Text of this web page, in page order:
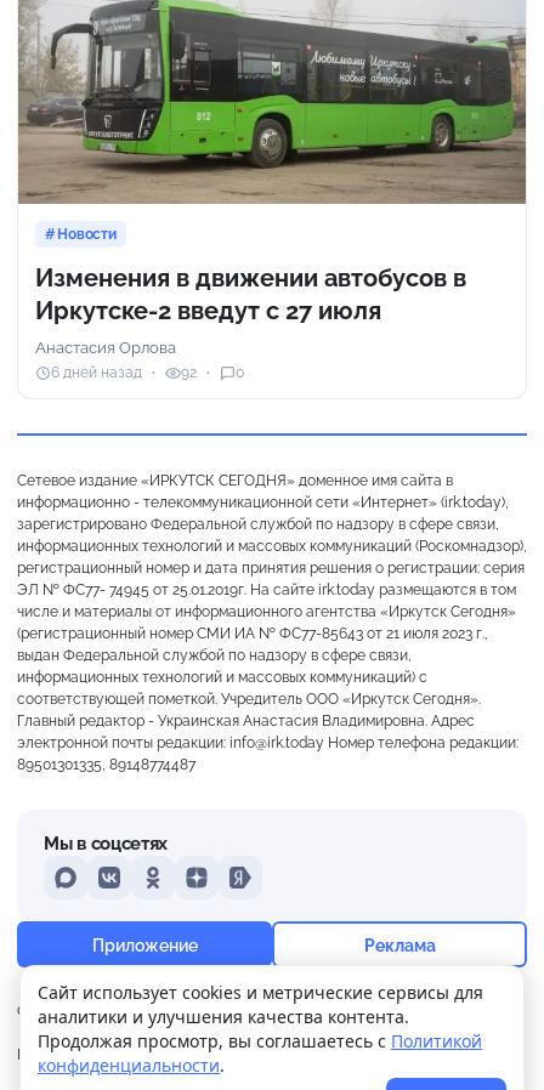
+25° Ощущается как +25
14 м/с 757 мм 56%
Новости
Изменения в движении автобусов в
Иркутске-2 введут с 27 июля
Анастасия Орлова
6 дней назад 92 0
Сетевое издание «ИРКУТСК СЕГОДНЯ» доменное имя сайта в
информационно - телекоммуникационной сети «Интернет» (irk.today),
зарегистрировано Федеральной службой по надзору в сфере связи,
информационных технологий и массовых коммуникаций (Роскомнадзор),
регистрационный номер и дата принятия решения о регистрации: серия
ЭЛ № ФС77- 74945 от 25.01.2019г. На сайте irk.today размещаются в том
числе и материалы от информационного агентства «Иркутск Сегодня»
(регистрационный номер СМИ ИА № ФС77-85643 от 21 июля 2023 г.,
выдан Федеральной службой по надзору в сфере связи,
информационных технологий и массовых коммуникаций) с
соответствующей пометкой. Учредитель ООО «Иркутск Сегодня».
Главный редактор - Украинская Анастасия Владимировна. Адрес
электронной почты редакции: info@irk.today Номер телефона редакции:
89501301335, 89148774487
О нас Контакты Прислать новость
Реклама
Политика
конфиденциальности
Мы в соцсетях
MAXVKontakteOdnoklassniki
DzenYandex
Приложение Реклама
Сайт использует cookies и метрические сервисы для
аналитики и улучшения качества контента.
Продолжая просмотр, вы соглашаетесь с Политикой
конфиденциальности.